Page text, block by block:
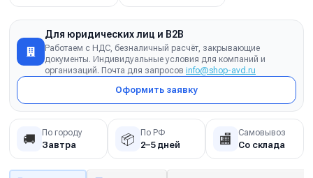
Для юридических лиц и B2B
Работаем с НДС, безналичный расчёт, закрывающие
документы. Индивидуальные условия для компаний и
организаций. Почта для запросов info@shop-avd.ru
Оформить заявку
🚚 По городу
Завтра 📦 По РФ
2–5 дней 🏬 Самовывоз
Со склада